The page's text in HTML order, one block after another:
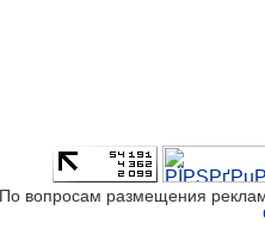
По вопросам размещения